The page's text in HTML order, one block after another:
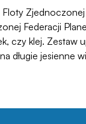
Zjednoczonej
Federacji
czy klej. Zestaw
długie jesienne